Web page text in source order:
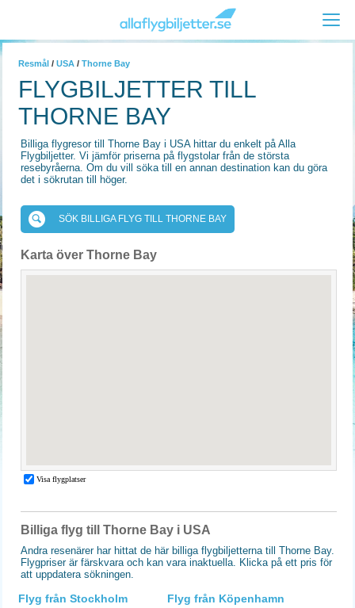
Resmål / USA / Thorne Bay
FLYGBILJETTER TILL
THORNE BAY
Billiga flygresor till Thorne Bay i USA hittar du enkelt på Alla
Flygbiljetter. Vi jämför priserna på flygstolar från de största
resebyråerna. Om du vill söka till en annan destination kan du göra
det i sökrutan till höger.
SÖK BILLIGA FLYG TILL THORNE BAY
Karta över Thorne Bay
Billiga flyg till Thorne Bay i USA
Andra resenärer har hittat de här billiga flygbiljetterna till Thorne Bay.
Flygpriser är färskvara och kan vara inaktuella. Klicka på ett pris för
att uppdatera sökningen.
Flyg från Stockholm Flyg från Köpenhamn